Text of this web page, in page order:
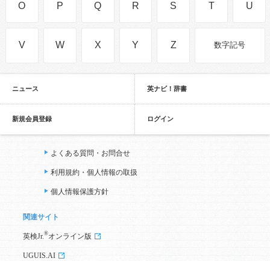
O P Q R S T U
V W X Y Z 数字記号
ニュース 英ナビ！辞書
新規会員登録 ログイン
よくある質問・お問合せ
利用規約・個人情報の取扱
個人情報保護方針
関連サイト
英検Jr. ®オンライン版
UGUIS.AI